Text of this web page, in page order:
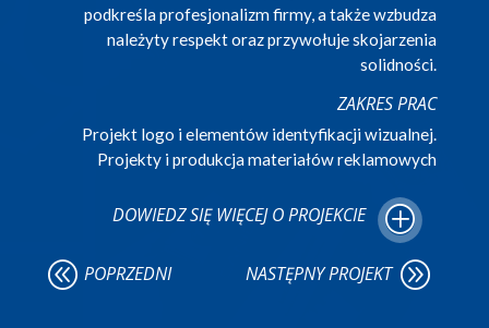
podkreśla profesjonalizm firmy, a także wzbudza
należyty respekt oraz przywołuje skojarzenia
solidności.
ZAKRES PRAC
Projekt logo i elementów identyfikacji wizualnej.
Projekty i produkcja materiałów reklamowych
DOWIEDZ SIĘ WIĘCEJ O PROJEKCIE
@ POPRZEDNI NASTĘPNY PROJEKT A